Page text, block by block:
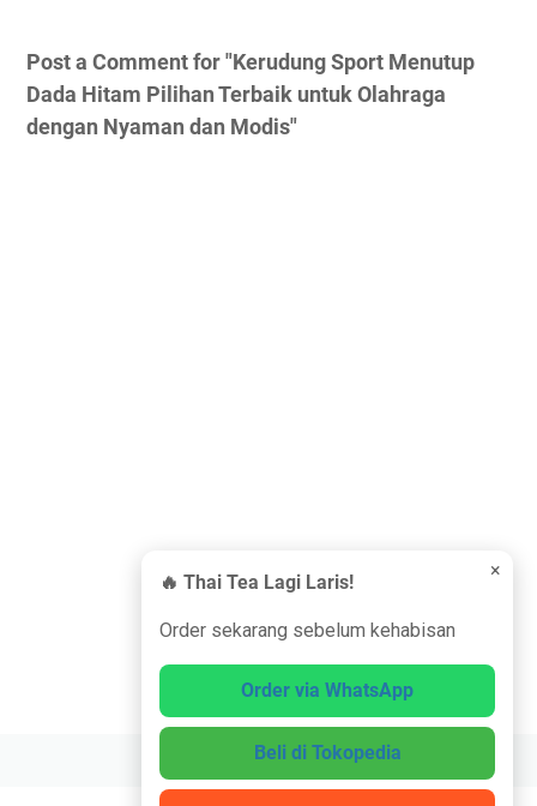
Post a Comment for "Kerudung Sport Menutup
Dada Hitam Pilihan Terbaik untuk Olahraga
dengan Nyaman dan Modis"
×
🔥 Thai Tea Lagi Laris!
Order sekarang sebelum kehabisan
Order via WhatsApp
Beli di Tokopedia